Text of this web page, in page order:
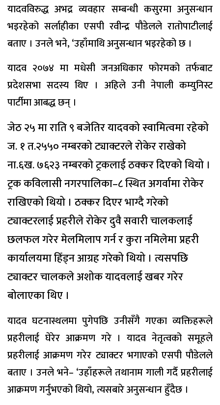
यादवविरुद्ध अभद्र व्यवहार सम्बन्धी कसुरमा अनुसन्धान
भइरहेको सर्लाहीका एसपी रवीन्द्र पौडेलले रातोपाटीलाई
बताए । उनले भने, ‘उहाँमाथि अनुसन्धान भइरहेको छ ।
यादव २०७४ मा मधेसी जनअधिकार फोरमको तर्फबाट
प्रदेशसभा सदस्य थिए । अहिले उनी नेपाली कम्युनिस्ट
पार्टीमा आबद्ध छन् ।
जेठ २५ मा राति ९ बजेतिर यादवको स्वामित्वमा रहेको
ज. १ त.२५५० नम्बरको ट्याक्टरले रोकेर राखेको
ना.६ख. ७६२३ नम्बरको ट्रकलाई ठक्कर दिएको थियो ।
ट्रक कविलासी नगरपालिका–८ स्थित अगर्वामा रोकेर
राखिएको थियो । ठक्कर दिएर भाग्दै गरेको
ट्याक्टरलाई प्रहरीले रोकेर दुवै सवारी चालकलाई
छलफल गरेर मेलमिलाप गर्न र कुरा नमिलेमा प्रहरी
कार्यालयमा हिँड्न आग्रह गरेको थियो । त्यसपछि
ट्याक्टर चालकले अशोक यादवलाई खबर गरेर
बोलाएका थिए ।
यादव घटनास्थलमा पुगेपछि उनीसँगै गएका व्यक्तिहरूले
प्रहरीलाई घेरेर आक्रमण गरे । यादव नेतृत्वको समूहले
प्रहरीलाई आक्रमण गरेर ट्याक्टर भगाएको एसपी पौडेलले
बताए । उनले भने– ‘उहाँहरूले तथानाम गाली गर्दै प्रहरीलाई
आक्रमण गर्नुभएको थियो, त्यसबारे अनुसन्धान हुँदैछ ।